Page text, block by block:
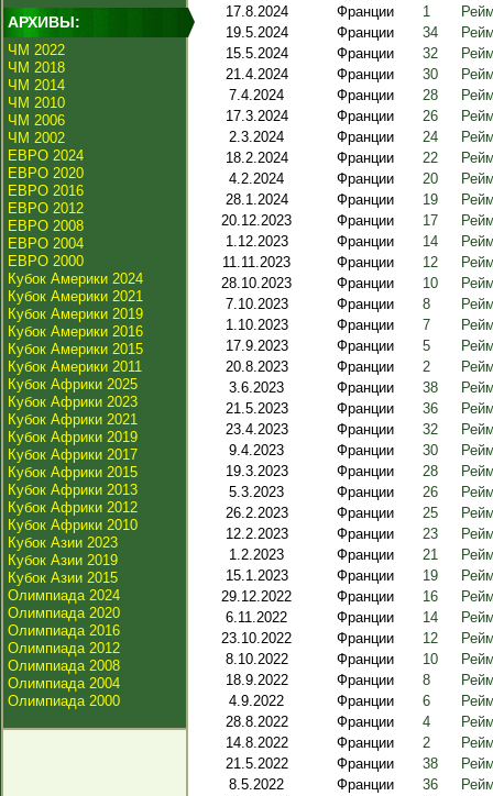
АРХИВЫ:
ЧМ 2022
ЧМ 2018
ЧМ 2014
ЧМ 2010
ЧМ 2006
ЧМ 2002
ЕВРО 2024
ЕВРО 2020
ЕВРО 2016
ЕВРО 2012
ЕВРО 2008
ЕВРО 2004
ЕВРО 2000
Кубок Америки 2024
Кубок Америки 2021
Кубок Америки 2019
Кубок Америки 2016
Кубок Америки 2015
Кубок Америки 2011
Кубок Африки 2025
Кубок Африки 2023
Кубок Африки 2021
Кубок Африки 2019
Кубок Африки 2017
Кубок Африки 2015
Кубок Африки 2013
Кубок Африки 2012
Кубок Африки 2010
Кубок Азии 2023
Кубок Азии 2019
Кубок Азии 2015
Олимпиада 2024
Олимпиада 2020
Олимпиада 2016
Олимпиада 2012
Олимпиада 2008
Олимпиада 2004
Олимпиада 2000
17.8.2024
Франции 1
19.5.2024
Франции 34
15.5.2024
Франции 32
21.4.2024
Франции 30
7.4.2024
Франции 28
17.3.2024
Франции 26
2.3.2024
Франции 24
18.2.2024
Франции 22
4.2.2024
Франции 20
28.1.2024
Франции 19
20.12.2023
Франции 17
1.12.2023
Франции 14
11.11.2023
Франции 12
28.10.2023
Франции 10
7.10.2023
Франции 8
1.10.2023
Франции 7
17.9.2023
Франции 5
20.8.2023
Франции 2
3.6.2023
Франции 38
21.5.2023
Франции 36
23.4.2023
Франции 32
9.4.2023
Франции 30
19.3.2023
Франции 28
5.3.2023
Франции 26
26.2.2023
Франции 25
12.2.2023
Франции 23
1.2.2023
Франции 21
15.1.2023
Франции 19
29.12.2022
Франции 16
6.11.2022
Франции 14
23.10.2022
Франции 12
8.10.2022
Франции 10
18.9.2022
Франции 8
4.9.2022
Франции 6
28.8.2022
Франции 4
14.8.2022
Франции 2
21.5.2022
Франции 38
8.5.2022
Франции 36